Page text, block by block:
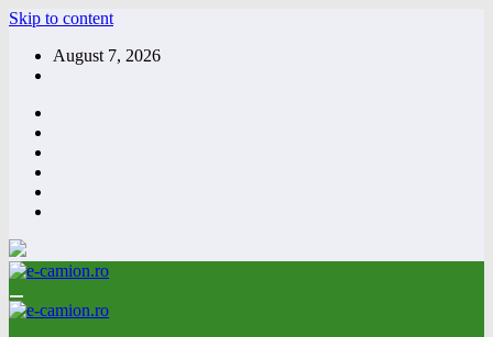
Skip to content
August 7, 2026